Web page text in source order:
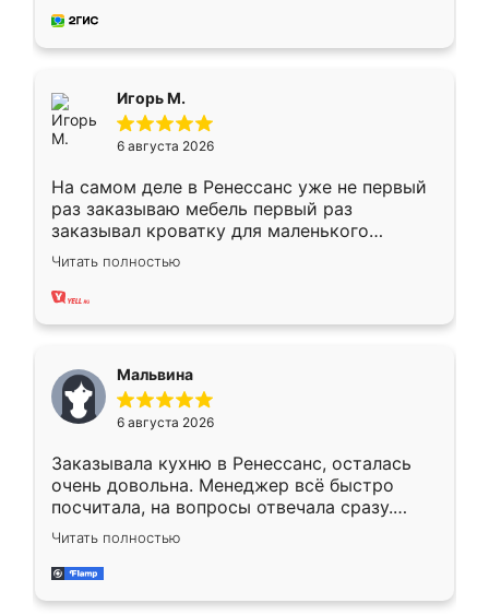
за день, ребята работали аккуратно, даже
Игорь М.
6 августа 2026
На самом деле в Ренессанс уже не первый
раз заказываю мебель первый раз
заказывал кроватку для маленького
ребёнка при его рождении ,во второй раз
заказал шкаф-купе. По качеству очень
хорошее сборка достаточно быстрая,
меньше, здесь же он более разнообразный.
Мне нравится ,если что-то потребуется из
мебели буду заказывать только здесь.
Читать полностью
Мальвина
6 августа 2026
Заказывала кухню в Ренессанс, осталась
очень довольна. Менеджер всё быстро
посчитала, на вопросы отвечала сразу.
Замерщик приехал в субботу, подошёл к
делу со всей ответственностью. Собрали
за день, ребята работали аккуратно, даже
Читать полностью